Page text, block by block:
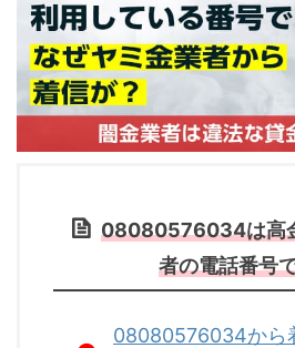
08080576034は高
者の電話番号
08080576034から